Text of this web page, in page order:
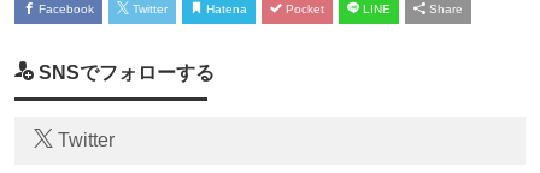
Facebook Twitter Hatena Pocket LINE Share
SNSでフォローする
Twitter